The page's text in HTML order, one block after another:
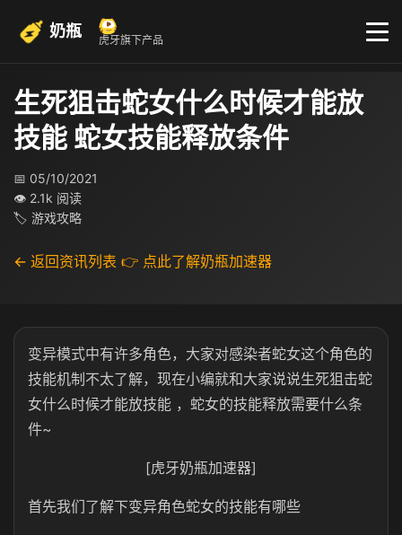
奶瓶 虎牙旗下产品
生死狙击蛇女什么时候才能放
技能 蛇女技能释放条件
📅 05/10/2021
👁 2.1k 阅读
🏷 游戏攻略
← 返回资讯列表 👉 点此了解奶瓶加速器
变异模式中有许多角色，大家对感染者蛇女这个角色的
技能机制不太了解，现在小编就和大家说说生死狙击蛇
女什么时候才能放技能 ，蛇女的技能释放需要什么条
件~
[虎牙奶瓶加速器]
首先我们了解下变异角色蛇女的技能有哪些